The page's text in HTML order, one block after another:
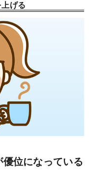
げる
位になっている